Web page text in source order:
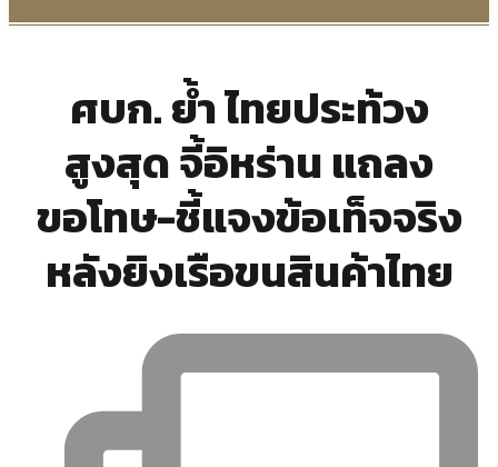
ศบก. ย้ำ ไทยประท้วง
สูงสุด จี้อิหร่าน แถลง
ขอโทษ-ชี้แจงข้อเท็จจริง
หลังยิงเรือขนสินค้าไทย